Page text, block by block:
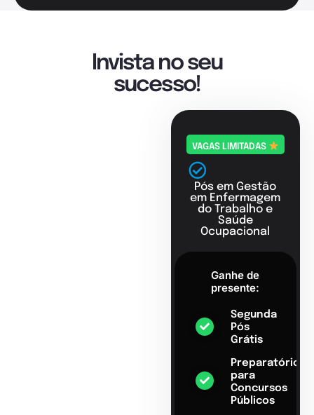
Invista no seu
sucesso!
VAGAS LIMITADAS
Pós em Gestão
em Enfermagem
do Trabalho e
Saúde
Ocupacional
Ganhe de
presente:
Segunda
Pós
Grátis
Preparatório
para
Concursos
Públicos